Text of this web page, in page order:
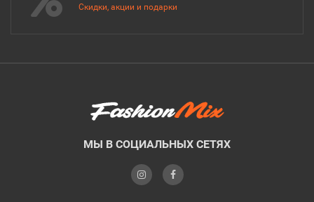
Скидки, акции и подарки
МЫ В СОЦИАЛЬНЫХ СЕТЯХ